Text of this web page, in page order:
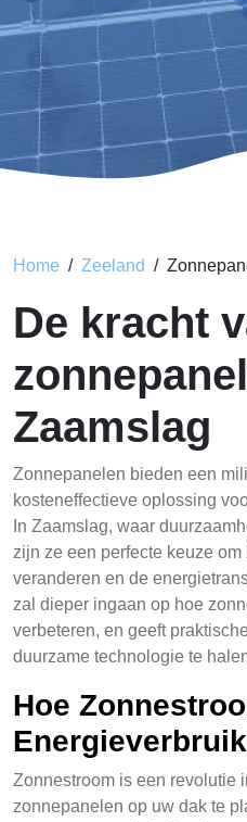
Home Zeeland
De kracht
Zaamslag
Zonnepanelen bieden een
kosteneffectieve oplossing
In Zaamslag, waar
zijn ze een perfecte keuze
veranderen en de
zal dieper ingaan op hoe
verbeteren, en geeft
duurzame technologie te
Hoe
Zonnestroom is een revolutie
zonnepanelen op uw dak te